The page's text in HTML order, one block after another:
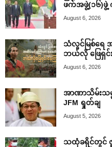
ဖက်အဖွဲ့(၁၆)
August 6, 2026
သံလွင်မြစ်ရေ
ဘယ်လို ဖြေရှင်
August 6, 2026
အာဏာသိမ်းသ
JFM ရှုတ်ချ
August 5, 2026
သထုံခရိုင်တွင်